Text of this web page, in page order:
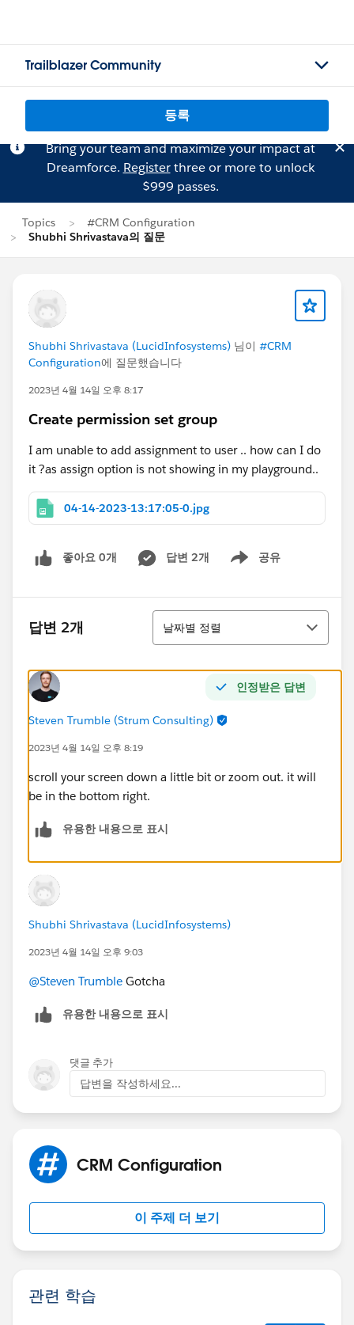
Trailblazer Community
등록
Bring your team and maximize your impact at
Dreamforce. Registerthree or more to unlock
$999 passes.
Topics
#CRM Configuration
Shubhi Shrivastava의 질문
Shubhi Shrivastava (LucidInfosystems) 님이 #CRM
Configuration에 질문했습니다
2023년 4월 14일 오후 8:17
Create permission set group
I am unable to add assignment to user .. how can I do
it ?as assign option is not showing in my playground..
04-14-2023-13:17:05-0.jpg
좋아요 0개 답변 2개 공유
Show menu
답변 2개
정렬
날짜별 정렬
인정받은 답변
Steven Trumble (Strum Consulting)
2023년 4월 14일 오후 8:19
scroll your screen down a little bit or zoom out. it will
be in the bottom right.
유용한 내용으로 표시
Shubhi Shrivastava (LucidInfosystems)
2023년 4월 14일 오후 9:03
@Steven Trumble Gotcha
유용한 내용으로 표시
댓글 추가
답변을 작성하세요...
CRM Configuration
이 주제 더 보기
관련 학습